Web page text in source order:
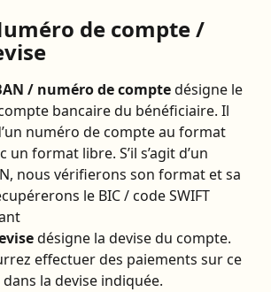
de compte /
/ numéro de compte désigne le
bancaire du bénéficiaire. Il
numéro de compte au format
un format libre. S’il s’agit d’un
nous vérifierons son format et sa
le BIC / code SWIFT
désigne la devise du compte.
effectuer des paiements sur ce
la devise indiquée.